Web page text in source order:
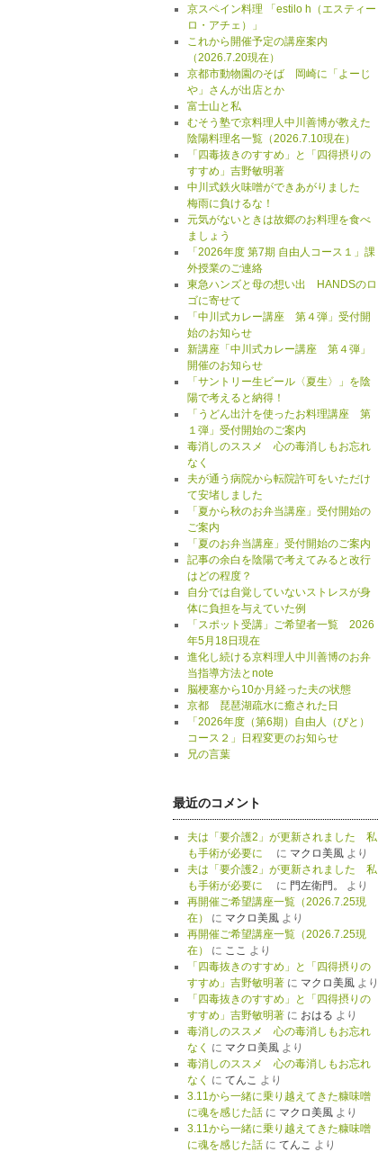
京スペイン料理 「estilo h（エスティー
ロ・アチェ）」
これから開催予定の講座案内
（2026.7.20現在）
京都市動物園のそば 岡崎に「よーじ
や」さんが出店とか
富士山と私
むそう塾で京料理人中川善博が教えた
陰陽料理名一覧（2026.7.10現在）
「四毒抜きのすすめ」と「四得摂りの
すすめ」吉野敏明著
中川式鉄火味噌ができあがりました
梅雨に負けるな！
元気がないときは故郷のお料理を食べ
ましょう
「2026年度 第7期 自由人コース１」課
外授業のご連絡
東急ハンズと母の想い出 HANDSのロ
ゴに寄せて
「中川式カレー講座 第４弾」受付開
始のお知らせ
新講座「中川式カレー講座 第４弾」
開催のお知らせ
「サントリー生ビール〈夏生〉」を陰
陽で考えると納得！
「うどん出汁を使ったお料理講座 第
１弾」受付開始のご案内
毒消しのススメ 心の毒消しもお忘れ
なく
夫が通う病院から転院許可をいただけ
て安堵しました
「夏から秋のお弁当講座」受付開始の
ご案内
「夏のお弁当講座」受付開始のご案内
記事の余白を陰陽で考えてみると改行
はどの程度？
自分では自覚していないストレスが身
体に負担を与えていた例
「スポット受講」ご希望者一覧 2026
年5月18日現在
進化し続ける京料理人中川善博のお弁
当指導方法とnote
脳梗塞から10か月経った夫の状態
京都 琵琶湖疏水に癒された日
「2026年度（第6期）自由人（びと）
コース２」日程変更のお知らせ
兄の言葉
最近のコメント
夫は「要介護2」が更新されました 私
も手術が必要に
に マクロ美風より
夫は「要介護2」が更新されました 私
も手術が必要に
に 門左衛門。
より
再開催ご希望講座一覧（2026.7.25現
在）
に マクロ美風より
再開催ご希望講座一覧（2026.7.25現
在）
に ここ より
「四毒抜きのすすめ」と「四得摂りの
すすめ」吉野敏明著に マクロ美風より
「四毒抜きのすすめ」と「四得摂りの
すすめ」吉野敏明著に おはる より
毒消しのススメ 心の毒消しもお忘れ
なく に マクロ美風より
毒消しのススメ 心の毒消しもお忘れ
なく に てんこ より
3.11から一緒に乗り越えてきた糠味噌
に魂を感じた話に マクロ美風より
3.11から一緒に乗り越えてきた糠味噌
に魂を感じた話に てんこ より